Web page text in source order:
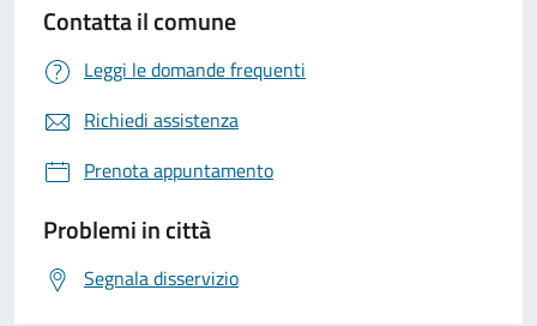
Contatta il comune
Leggi le domande frequenti
Richiedi assistenza
Prenota appuntamento
Problemi in città
Segnala disservizio